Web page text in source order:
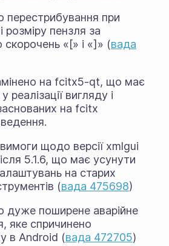
перестрибування при
розміру пензля за
«[» і «]» (вада
на fcitx5-qt, що має
реалізації вигляду і
на fcitx
щодо версії xmlgui
5.1.6, що має усунути
на старих
(вада 475698)
дуже поширене аварійне
яке спричинено
в Android (вада 472705)